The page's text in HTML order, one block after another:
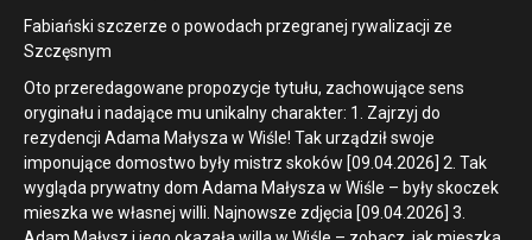
Fabiański szczerze o powodach przegranej rywalizacji ze
Szczęsnym
Oto przeredagowane propozycje tytułu, zachowujące sens
oryginału i nadające mu unikalny charakter: 1. Zajrzyj do
rezydencji Adama Małysza w Wiśle! Tak urządził swoje
imponujące domostwo były mistrz skoków [09.04.2026] 2. Tak
wygląda prywatny dom Adama Małysza w Wiśle – były skoczek
mieszka we własnej willi. Najnowsze zdjęcia [09.04.2026] 3.